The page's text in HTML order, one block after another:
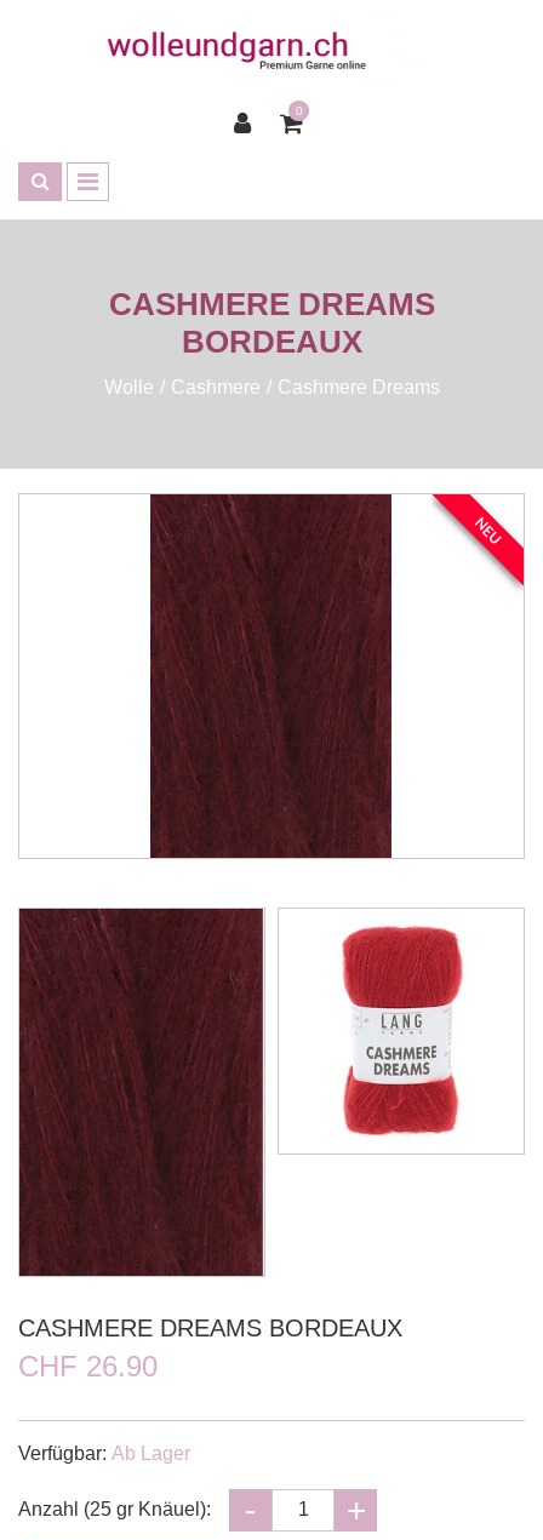
0
CASHMERE DREAMS
BORDEAUX
Wolle Cashmere Cashmere Dreams
NEU
CASHMERE DREAMS BORDEAUX
CHF 26.90
Verfügbar: Ab Lager
Anzahl (25 gr Knäuel):